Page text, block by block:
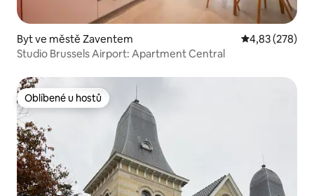
Byt ve městě Zaventem Průměrné
4,83 (278)
Studio Brussels Airport: Apartment Central
Oblíbené u hostů
Oblíbené u hostů